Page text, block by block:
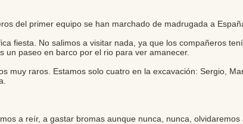
del primer equipo se han marchado de madrugada a
fiesta. No salimos a visitar nada, ya que los compañeros
un paseo en barco por el rio para ver amanecer.
muy raros. Estamos solo cuatro en la excavación: Sergio,
a reír, a gastar bromas aunque nunca, nunca, olvidaremos